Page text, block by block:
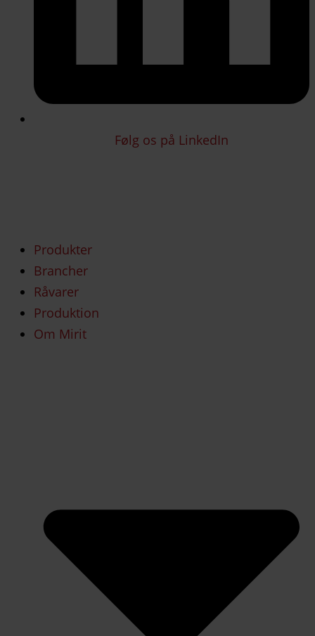
Følg os på LinkedIn
Produkter
Brancher
Råvarer
Produktion
Om Mirit